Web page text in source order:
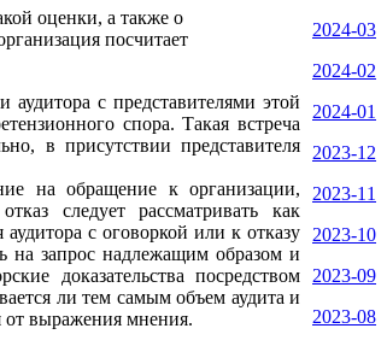
оценки, а также о
посчитает
аудитора с представителями этой
спора. Такая встреча
в присутствии представителя
на обращение к организации,
следует рассматривать как
с оговоркой или к отказу
на запрос надлежащим образом и
доказательства посредством
ли тем самым объем аудита и
от выражения мнения.
2024-03
2024-02
2024-01
2023-12
2023-11
2023-10
2023-09
2023-08